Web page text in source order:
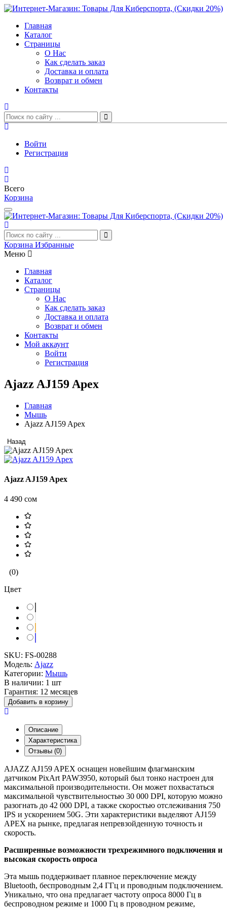
Главная
Каталог
Страницы
О Нас
Как сделать заказ
Доставка и оплата
Возврат и обмен
Контакты
Войти
Регистрация
Всего
Корзина
Корзина Избранные
Меню
Главная
Каталог
Страницы
О Нас
Как сделать заказ
Доставка и оплата
Возврат и обмен
Контакты
Мой аккаунт
Войти
Регистрация
Ajazz AJ159 Apex
Главная
Мышь
Ajazz AJ159 Apex
Назад
Ajazz AJ159 Apex
4 490 сом
(0)
Цвет
SKU: FS-00288
Модель: Ajazz
Категории: Мышь
В наличии: 1 шт
Гарантия: 12 месяцев
Добавить в корзину
Описание
Характеристика
Отзывы (0)
AJAZZ AJ159 APEX оснащен новейшим флагманским
датчиком PixArt PAW3950, который был тонко настроен для
максимальной производительности. Он может похвастаться
максимальной чувствительностью 30 000 DPI, которую можно
разогнать до 42 000 DPI, а также скоростью отслеживания 750
IPS и ускорением 50G. Эти характеристики выделяют AJ159
APEX на рынке, предлагая непревзойденную точность и
скорость.
Расширенные возможности трехрежимного подключения и
высокая скорость опроса
Эта мышь поддерживает плавное переключение между
Bluetooth, беспроводным 2,4 ГГц и проводным подключением.
Уникально, что она предлагает частоту опроса 8000 Гц в
беспроводном режиме и 1000 Гц в проводном режиме,